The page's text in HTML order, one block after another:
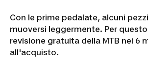
Con le prime pedalate, alcuni
muoversi leggermente. Per
revisione gratuita della MTB nei 6
all'acquisto.